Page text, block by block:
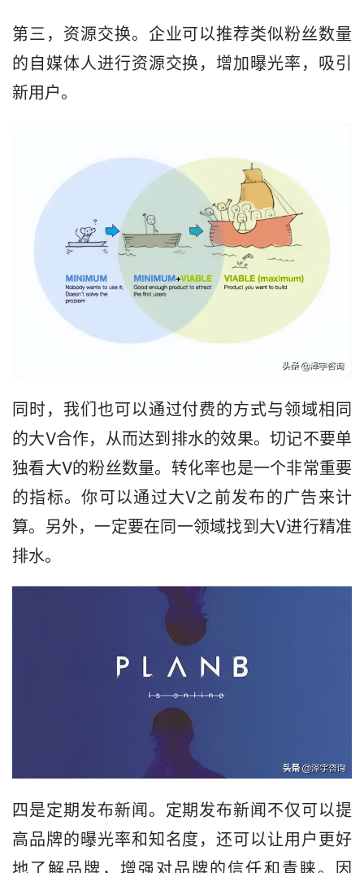
第三，资源交换。企业可以推荐类似粉丝数量
的自媒体人进行资源交换，增加曝光率，吸引
新用户。
同时，我们也可以通过付费的方式与领域相同
的大V合作，从而达到排水的效果。切记不要单
独看大V的粉丝数量。转化率也是一个非常重要
的指标。你可以通过大V之前发布的广告来计
算。另外，一定要在同一领域找到大V进行精准
排水。
四是定期发布新闻。定期发布新闻不仅可以提
高品牌的曝光率和知名度，还可以让用户更好
地了解品牌，增强对品牌的信任和青睐。因